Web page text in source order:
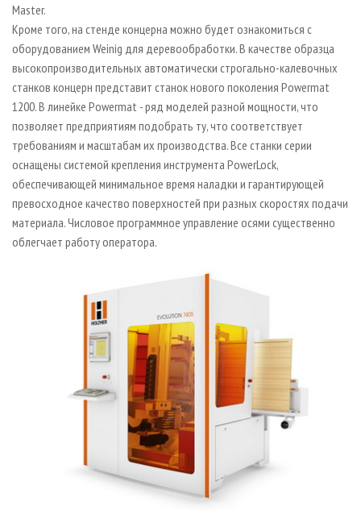
Master.
Кроме того, на стенде концерна можно будет ознакомиться с
оборудованием Weinig для деревообработки. В качестве образца
высокопроизводительных автоматически строгально-калевочных
станков концерн представит станок нового поколения Powermat
1200. В линейке Powermat - ряд моделей разной мощности, что
позволяет предприятиям подобрать ту, что соответствует
требованиям и масштабам их производства. Все станки серии
оснащены системой крепления инструмента PowerLock,
обеспечивающей минимальное время наладки и гарантирующей
превосходное качество поверхностей при разных скоростях подачи
материала. Числовое программное управление осями существенно
облегчает работу оператора.